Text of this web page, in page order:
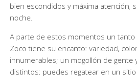
bien escondidos y máxima atención,
noche.
A parte de estos momentos un tanto
Zoco tiene su encanto: variedad,
innumerables; un mogollón de gente
distintos: puedes regatear en un